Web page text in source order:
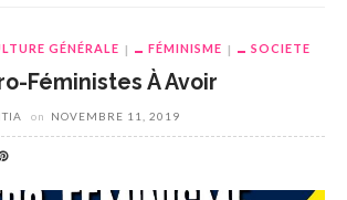
GÉNÉRALE FÉMINISME SOCIETE
Féministes À Avoir
on NOVEMBRE 11, 2019